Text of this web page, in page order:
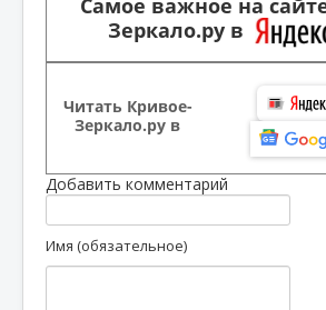
Самое важное на
Зеркало.ру в
Читать Кривое-
Зеркало.ру в
Добавить комментарий
Имя (обязательное)